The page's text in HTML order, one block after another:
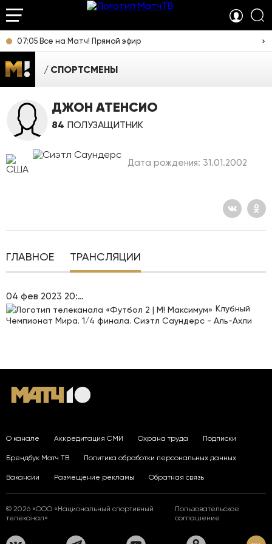
07:05 Все на Матч! Прямой эфир
СПОРТСМЕНЫ
ДЖОН АТЕНСИО
84 ПОЛУЗАЩИТНИК
Дата рождения: 31.01.2002
ГЛАВНОЕ ТРАНСЛЯЦИИ
04 фев 2023 20:33
Клубный
Чемпионат Мира. 1/4 финала. Сиэтл Саундерс - Аль-Ахли
О канале Аккредитация СМИ Охрана труда Подписки
Брендбук Матч ТВ Политика обработки персональных данных
Вакансии Размещение рекламы Обратная связь
© 2026 «ООО «Национальный спортивный
телеканал»
Пользовательское
соглашение